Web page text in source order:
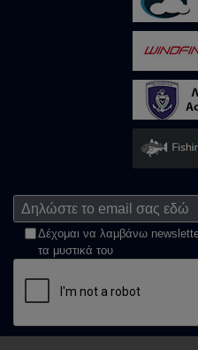
Δέχομαι να λαμβάνω
τα μυστικά του